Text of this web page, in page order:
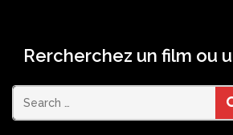
Rercherchez un film ou
Search